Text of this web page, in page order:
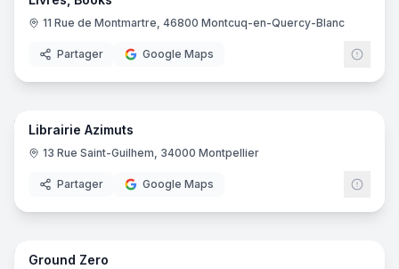
11 Rue de Montmartre, 46800 Montcuq-en-Quercy-Blanc
Partager Google Maps
13
Librairie Azimuts
13 Rue Saint-Guilhem, 34000 Montpellier
Partager Google Maps
8
Ground Zero